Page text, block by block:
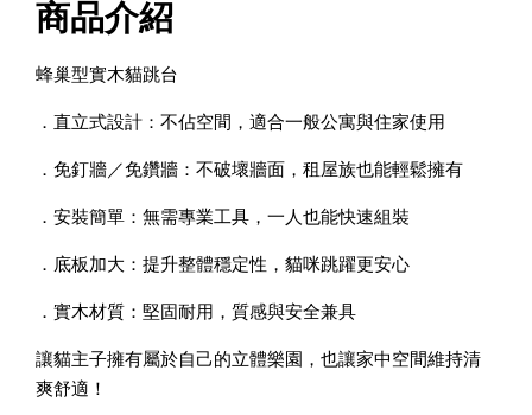
商品介紹
蜂巢型實木貓跳台
．直立式設計：不佔空間，適合一般公寓與住家使用
．免釘牆／免鑽牆：不破壞牆面，租屋族也能輕鬆擁有
．安裝簡單：無需專業工具，一人也能快速組裝
．底板加大：提升整體穩定性，貓咪跳躍更安心
．實木材質：堅固耐用，質感與安全兼具
讓貓主子擁有屬於自己的立體樂園，也讓家中空間維持清
爽舒適！